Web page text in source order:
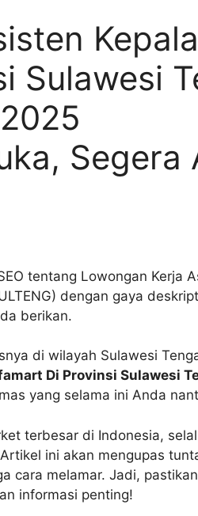
Sulawesi
Segera
tentang Lowongan Kerja
dengan gaya
berikan.
di wilayah Sulawesi
Di Provinsi Sulawesi
yang selama ini Anda
terbesar di Indonesia,
ini akan mengupas
cara melamar. Jadi,
informasi penting!